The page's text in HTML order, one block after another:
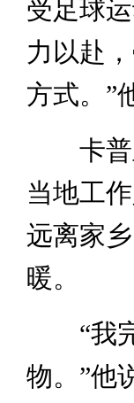
受足球
力以赴
方式。”
卡普里
当地工
远离家
暖。
“我完
物。”他